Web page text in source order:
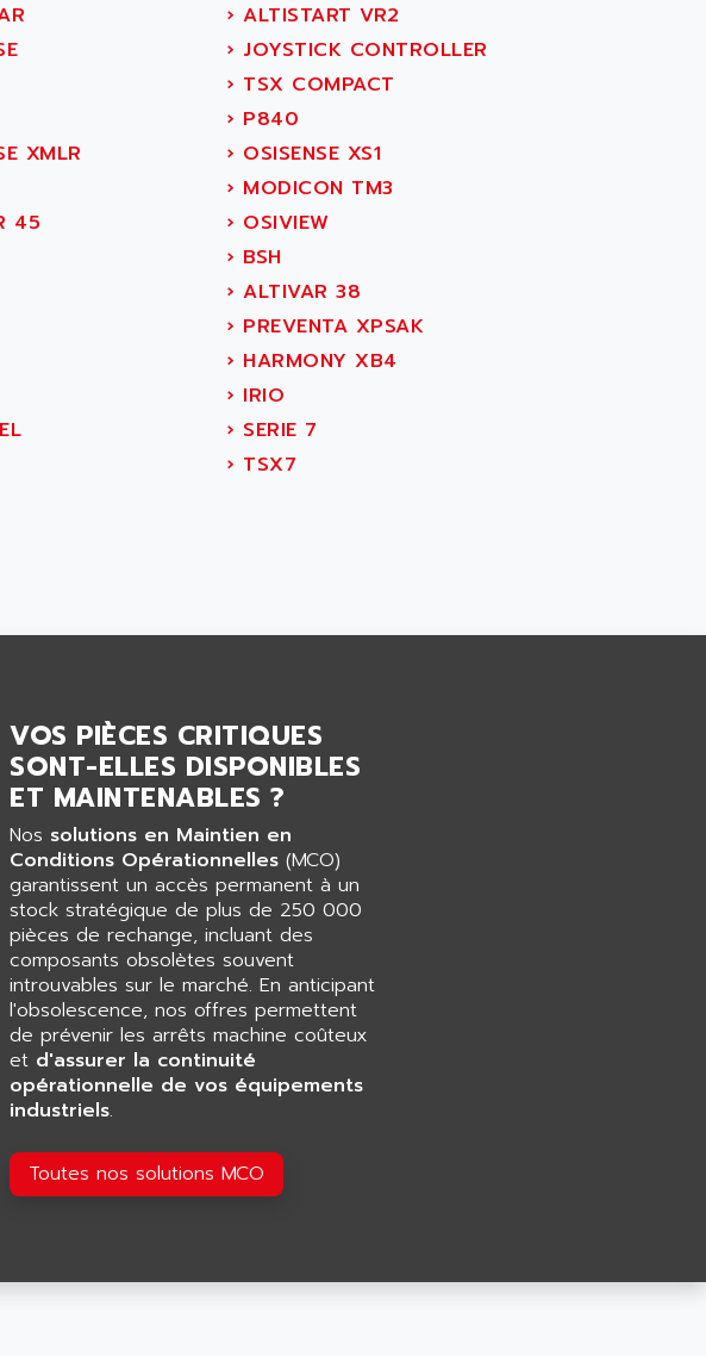
› ALTISTART VR2
› JOYSTICK CONTROLLER
› TSX COMPACT
› P840
XMLR › OSISENSE XS1
› MODICON TM3
45 › OSIVIEW
› BSH
› ALTIVAR 38
› PREVENTA XPSAK
› HARMONY XB4
› IRIO
› SERIE 7
› TSX7
VOS PIÈCES CRITIQUES
SONT-ELLES DISPONIBLES
ET MAINTENABLES ?
Nos solutions en Maintien en
Conditions Opérationnelles (MCO)
garantissent un accès permanent à un
stock stratégique de plus de 250 000
pièces de rechange, incluant des
composants obsolètes souvent
introuvables sur le marché. En anticipant
l'obsolescence, nos offres permettent
de prévenir les arrêts machine coûteux
et d'assurer la continuité
opérationnelle de vos équipements
industriels.
Toutes nos solutions MCO